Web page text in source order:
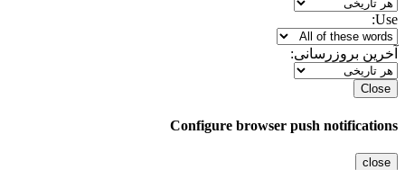
Use:
آخرین بروزرسانی:
Close
Configure browser push notifications
close